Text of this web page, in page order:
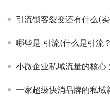
引流锁客裂变还有什么(实体店引流、成
哪些是 引流(什么是引流
小微企业私域流量的核心
一家超级快消品牌的私域